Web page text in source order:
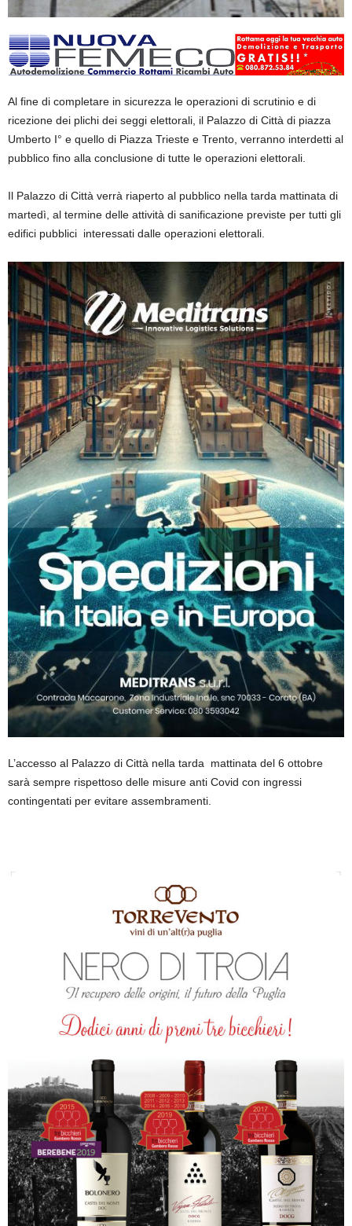
Al fine di completare in sicurezza le operazioni di scrutinio e di
ricezione dei plichi dei seggi elettorali, il Palazzo di Città di piazza
Umberto I° e quello di Piazza Trieste e Trento, verranno interdetti al
pubblico fino alla conclusione di tutte le operazioni elettorali.
Il Palazzo di Città verrà riaperto al pubblico nella tarda mattinata di
martedì, al termine delle attività di sanificazione previste per tutti gli
edifici pubblici interessati dalle operazioni elettorali.
L’accesso al Palazzo di Città nella tarda mattinata del 6 ottobre
sarà sempre rispettoso delle misure anti Covid con ingressi
contingentati per evitare assembramenti.